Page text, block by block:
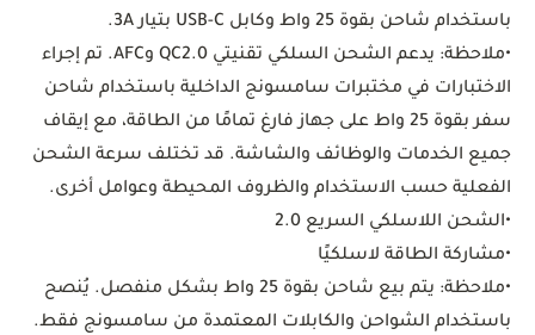
باستخدام شاحن بقوة 25 واط وكابل USB-C بتيار 3A.
•
ملاحظة: يدعم الشحن السلكي تقنيتي QC2.0 وAFC. تم إجراء
الاختبارات في مختبرات سامسونج الداخلية باستخدام شاحن
سفر بقوة 25 واط على جهاز فارغ تمامًا من الطاقة، مع إيقاف
جميع الخدمات والوظائف والشاشة. قد تختلف سرعة الشحن
الفعلية حسب الاستخدام والظروف المحيطة وعوامل أخرى.
•الشحن اللاسلكي السريع 2.0
•مشاركة الطاقة لاسلكيًا
•
ملاحظة: يتم بيع شاحن بقوة 25 واط بشكل منفصل. يُنصح
باستخدام الشواحن والكابلات المعتمدة من سامسونج فقط.